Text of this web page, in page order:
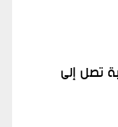
تصل إلى